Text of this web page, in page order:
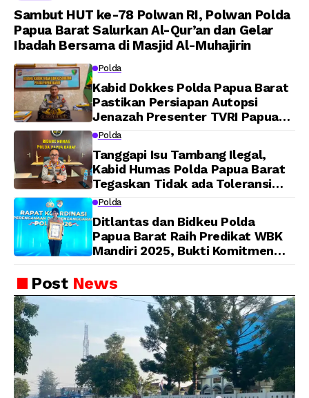
Sambut HUT ke-78 Polwan RI, Polwan Polda
Papua Barat Salurkan Al-Qur’an dan Gelar
Ibadah Bersama di Masjid Al-Muhajirin
Polda
Kabid Dokkes Polda Papua Barat
Pastikan Persiapan Autopsi
Jenazah Presenter TVRI Papua
Barat Yanto Idorway Telah
Dijadwalkan Kamis
Polda
Tanggapi Isu Tambang Ilegal,
Kabid Humas Polda Papua Barat
Tegaskan Tidak ada Toleransi
bagi Oknum Anggota
Polda
Ditlantas dan Bidkeu Polda
Papua Barat Raih Predikat WBK
Mandiri 2025, Bukti Komitmen
Berintegritas
PostNews